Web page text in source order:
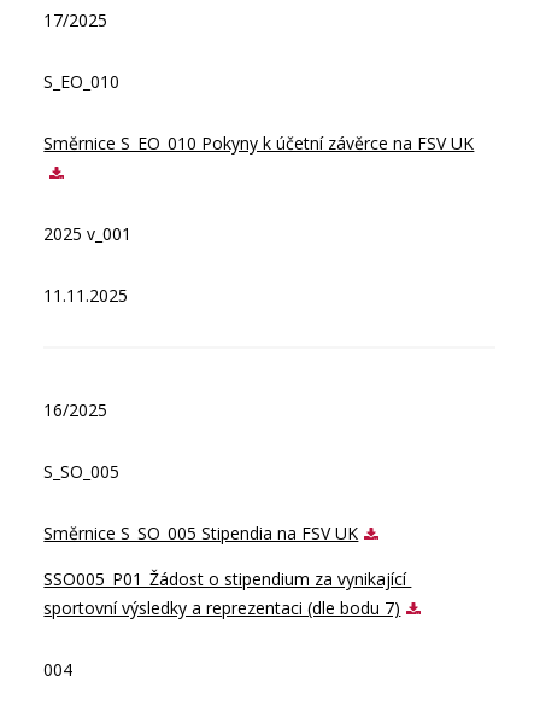
17/2025
S_EO_010
Směrnice S_EO_010 Pokyny k účetní závěrce na FSV UK
2025 v_001
11.11.2025
16/2025
S_SO_005
Směrnice S_SO_005 Stipendia na FSV UK
SSO005_P01_Žádost o stipendium za vynikající
sportovní výsledky a reprezentaci (dle bodu 7)
004